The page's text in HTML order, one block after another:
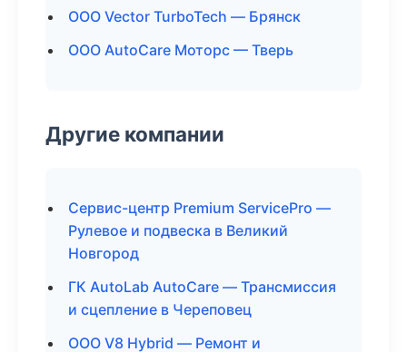
ООО Vector TurboTech — Брянск
ООО AutoCare Моторс — Тверь
Другие компании
Сервис-центр Premium ServicePro —
Рулевое и подвеска в Великий
Новгород
ГК AutoLab AutoCare — Трансмиссия
и сцепление в Череповец
ООО V8 Hybrid — Ремонт и